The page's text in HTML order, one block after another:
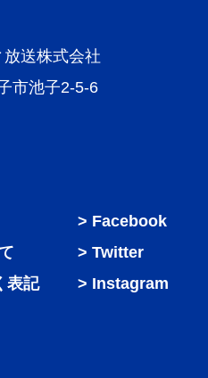
送株式会社
市池子2-5-6
表記
Facebook
Twitter
Instagram